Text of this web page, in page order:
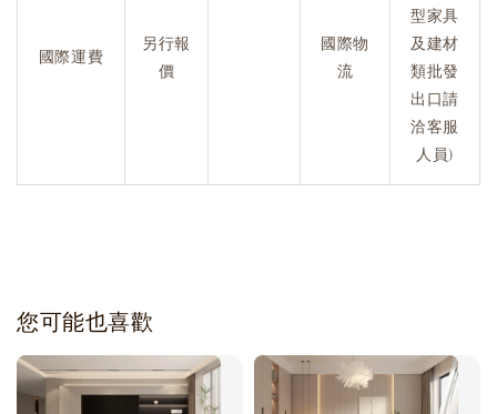
國際運費
另行報
價
國際物
流
型家具
及建材
類批發
出口請
洽客服
人員)
您可能也喜歡